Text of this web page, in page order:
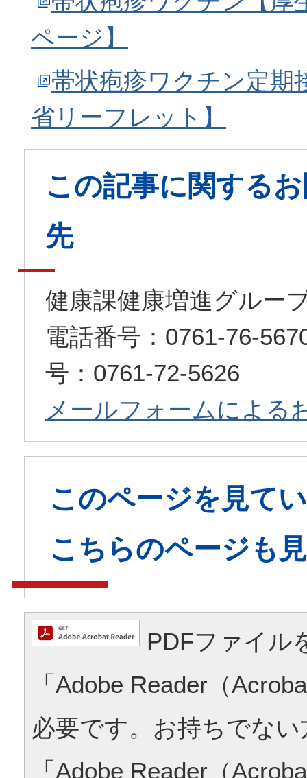
ページ】
帯状疱疹ワクチン定期
省リーフレット】
この記事に関する
先
健康課健康増進グルー
電話番号：0761-76-
号：0761-72-5626
メールフォームによる
このページを見て
こちらのページも
PDFファイル
「Adobe Reader（
必要です。お持ちでな
「Adobe Reader（